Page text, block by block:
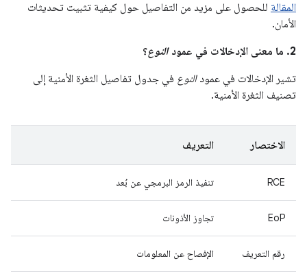
المقالة للحصول على مزيد من التفاصيل حول كيفية تثبيت تحديثات
الأمان.
2. ما معنى الإدخالات في عمود
النوع؟
تشير الإدخالات في عمودالنوع في جدول تفاصيل الثغرة الأمنية إلى
تصنيف الثغرة الأمنية.
الاختصار التعريف
RCE تنفيذ الرمز البرمجي عن بُعد
EoP تجاوز الأذونات
رقم التعريف الإفصاح عن المعلومات